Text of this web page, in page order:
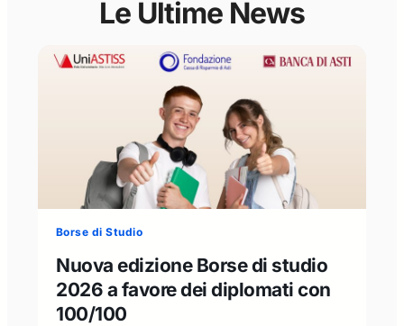
Le Ultime News
Borse di Studio
Nuova edizione Borse di studio
2026 a favore dei diplomati con
100/100